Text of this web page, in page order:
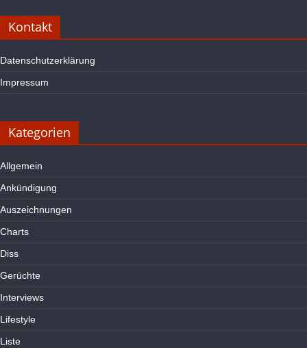
Kontakt
Datenschutzerklärung
Impressum
Kategorien
Allgemein
Ankündigung
Auszeichnungen
Charts
Diss
Gerüchte
Interviews
Lifestyle
Liste